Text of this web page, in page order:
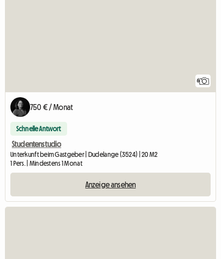
6
750 € / Monat
Schnelle Antwort
Studentenstudio
Unterkunft beim Gastgeber | Dudelange (3524) | 20 M2
1 Pers. | Mindestens 1 Monat
Anzeige ansehen